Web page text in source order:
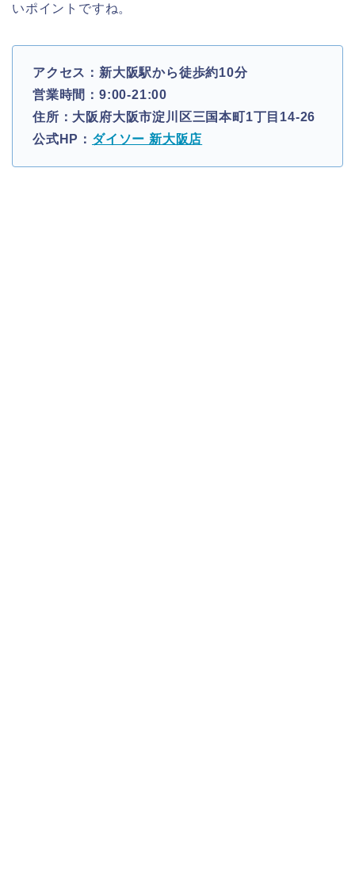
いポイントですね。
アクセス：新大阪駅から徒歩約10分
営業時間：9:00-21:00
住所：大阪府大阪市淀川区三国本町1丁目14-26
公式HP： ダイソー 新大阪店